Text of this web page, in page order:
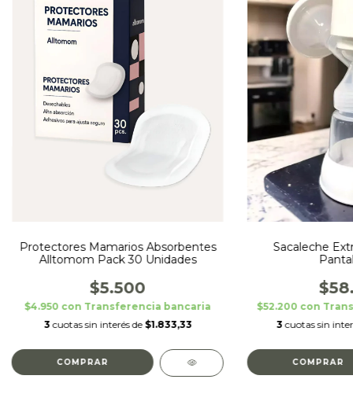
Protectores Mamarios Absorbentes
Alltomom Pack 30 Unidades
$5.500
$4.950 con Transferencia bancaria
3 cuotas sin interés de $1.833,33
Sacaleche
$52.200 con
3 cuotas sin